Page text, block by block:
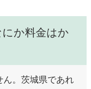
か料金はか
。茨城県であれ